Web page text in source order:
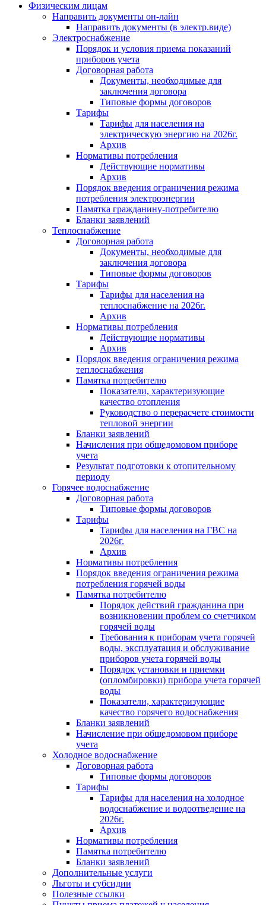
Физическим лицам
Направить документы он-лайн
Направить документы (в электр.виде)
Электроснабжение
Порядок и условия приема показаний
приборов учета
Договорная работа
Документы, необходимые для
заключения договора
Типовые формы договоров
Тарифы
Тарифы для населения на
электрическую энергию на 2026г.
Архив
Нормативы потребления
Действующие нормативы
Архив
Порядок введения ограничения режима
потребления электроэнергии
Памятка гражданину-потребителю
Бланки заявлений
Теплоснабжение
Договорная работа
Документы, необходимые для
заключения договора
Типовые формы договоров
Тарифы
Тарифы для населения на
теплоснабжение на 2026г.
Архив
Нормативы потребления
Действующие нормативы
Архив
Порядок введения ограничения режима
теплоснабжения
Памятка потребителю
Показатели, характеризующие
качество отопления
Руководство о перерасчете стоимости
тепловой энергии
Бланки заявлений
Начисления при общедомовом приборе
учета
Результат подготовки к отопительному
периоду
Горячее водоснабжение
Договорная работа
Типовые формы договоров
Тарифы
Тарифы для населения на ГВС на
2026г.
Архив
Нормативы потребления
Порядок введения ограничения режима
потребления горячей воды
Памятка потребителю
Порядок действий гражданина при
возникновении проблем со счетчиком
горячей воды
Требования к приборам учета горячей
воды, эксплуатация и обслуживание
приборов учета горячей воды
Порядок установки и приемки
(опломбировки) прибора учета горячей
воды
Показатели, характеризующие
качество горячего водоснабжения
Бланки заявлений
Начисление при общедомовом приборе
учета
Холодное водоснабжение
Договорная работа
Типовые формы договоров
Тарифы
Тарифы для населения на холодное
водоснабжение и водоотведение на
2026г.
Архив
Нормативы потребления
Памятка потребителю
Бланки заявлений
Дополнительные услуги
Льготы и субсидии
Полезные ссылки